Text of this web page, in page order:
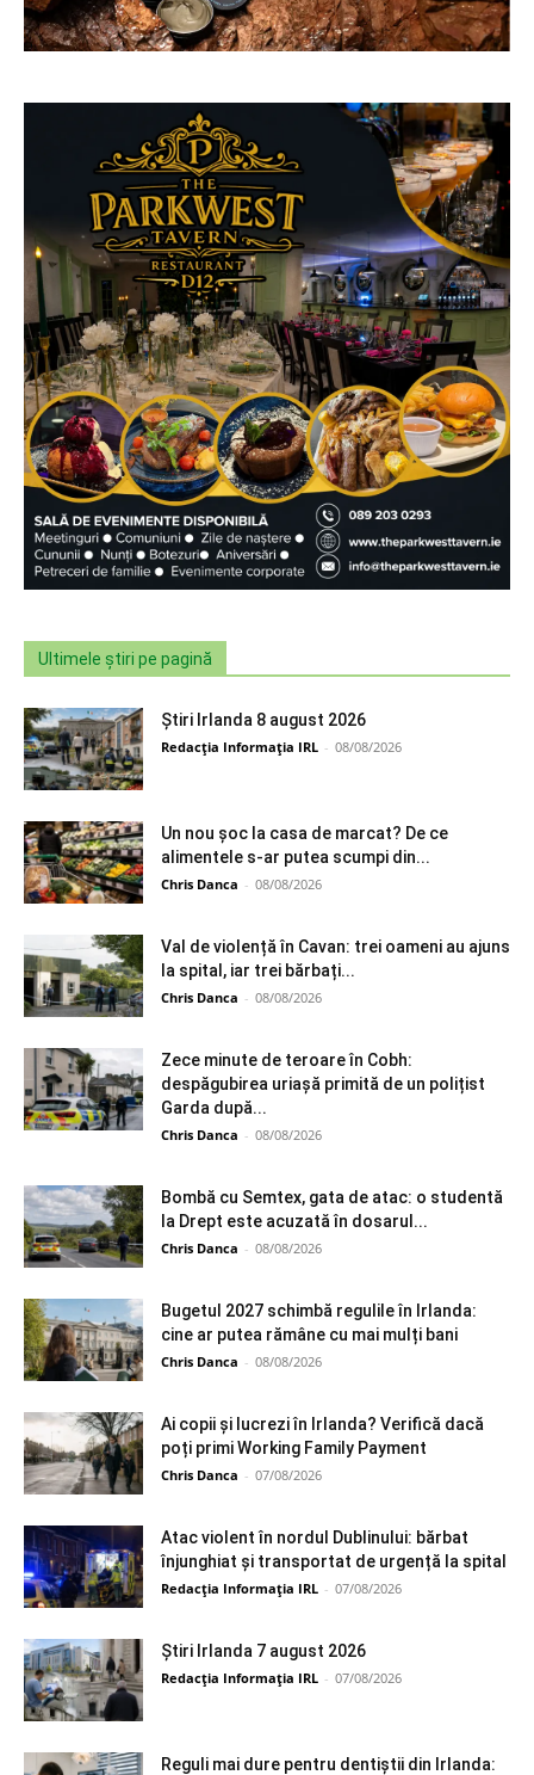
Ultimele știri pe pagină
Știri Irlanda 8 august 2026
Redacția Informația IRL - 08/08/2026
Un nou șoc la casa de marcat? De ce
alimentele s-ar putea scumpi din...
Chris Danca - 08/08/2026
Val de violență în Cavan: trei oameni au ajuns
la spital, iar trei bărbați...
Chris Danca - 08/08/2026
Zece minute de teroare în Cobh:
despăgubirea uriașă primită de un polițist
Garda după...
Chris Danca - 08/08/2026
Bombă cu Semtex, gata de atac: o studentă
la Drept este acuzată în dosarul...
Chris Danca - 08/08/2026
Bugetul 2027 schimbă regulile în Irlanda:
cine ar putea rămâne cu mai mulți bani
Chris Danca - 08/08/2026
Ai copii și lucrezi în Irlanda? Verifică dacă
poți primi Working Family Payment
Chris Danca - 07/08/2026
Atac violent în nordul Dublinului: bărbat
înjunghiat și transportat de urgență la spital
Redacția Informația IRL - 07/08/2026
Știri Irlanda 7 august 2026
Redacția Informația IRL - 07/08/2026
Reguli mai dure pentru dentiștii din Irlanda: